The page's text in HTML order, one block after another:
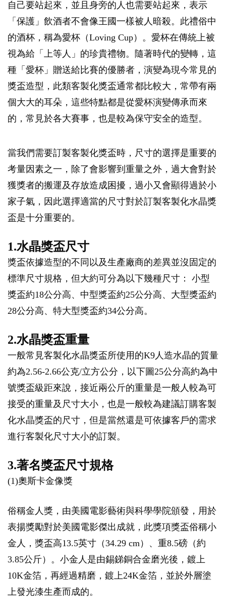
自己要站起來，並且身旁的人也需要站起來，表示
「保護」飲酒者不會像王國一樣被人暗殺。此禮俗中
的酒杯，稱為愛杯（Loving Cup）。愛杯在傳統上被
視為給「上等人」的珍貴禮物。隨著時代的變轉，這
種「愛杯」贈送給比賽的優勝者，演變為現今常見的
獎盃造型，此類客製化獎盃通常都比較大，常帶有兩
個大大的耳朵，這些特點都是從愛杯演變傳承而來
的，常見於各大賽事，也是較為保守安全的造型。
當我們需要訂製客製化獎盃時，尺寸的選擇是重要的
考量因素之一，除了會影響到重量之外，過大會對於
獲獎者的搬運及存放造成困擾，過小又會顯得過於小
家子氣，因此選擇適當的尺寸對於訂製客製化水晶獎
盃是十分重要的。
1.水晶獎盃尺寸
獎盃依據造型的不同以及生產廠商的差異並沒固定的
標準尺寸規格，但大約可分為以下幾種尺寸： 小型
獎盃約18公分高、中型獎盃約25公分高、大型獎盃約
28公分高、特大型獎盃約34公分高。
2.水晶獎盃重量
一般常見客製化水晶獎盃所使用的K9人造水晶的質量
約為2.56-2.66公克/立方公分，以下圖25公分高約為中
號獎盃級距來說，接近兩公斤的重量是一般人較為可
接受的重量及尺寸大小，也是一般較為建議訂購客製
化水晶獎盃的尺寸，但是當然還是可依據客戶的需求
進行客製化尺寸大小的訂製。
3.著名獎盃尺寸規格
(1)奧斯卡金像獎
俗稱金人獎，由美國電影藝術與科學學院頒發，用於
表揚獎勵對於美國電影傑出成就，此獎項獎盃俗稱小
金人，獎盃高13.5英寸（34.29 cm）、重8.5磅（約
3.85公斤）。小金人是由錫銻銅合金磨光後，鍍上
10K金箔，再經過精磨，鍍上24K金箔，並於外層塗
上發光漆生產而成的。